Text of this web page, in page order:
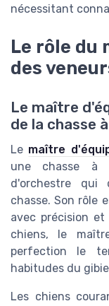
nécessitant
Le rôle du
des
Le maître
de la chasse
Le maître
une chasse à
d'orchestre qui
chasse. Son rôle
avec précision
chiens, le
perfection le
habitudes du
Les chiens